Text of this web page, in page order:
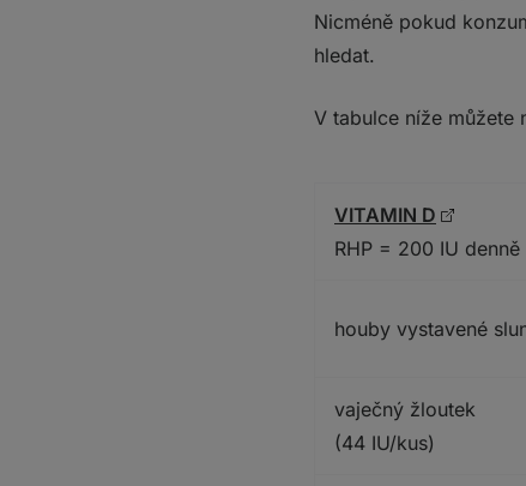
Nicméně pokud
hledat.
V tabulce níže můžete
VITAMIN D
RHP = 200 IU denně
houby vystavené
vaječný žloutek
(44 IU/kus)